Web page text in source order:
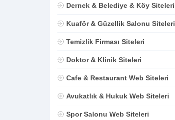
Dernek & Belediye & Köy Siteleri
Kuaför & Güzellik Salonu Siteleri
Temizlik Firması Siteleri
Doktor & Klinik Siteleri
Cafe & Restaurant Web Siteleri
Avukatlık & Hukuk Web Siteleri
Spor Salonu Web Siteleri